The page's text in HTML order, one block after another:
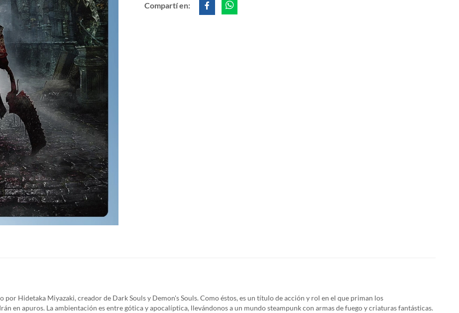
Compartí en:
Hidetaka Miyazaki, creador de Dark Souls y Demon's Souls. Como éstos, es un título de acción y rol en el que priman los
en apuros. La ambientación es entre gótica y apocalíptica, llevándonos a un mundo steampunk con armas de fuego y criaturas fantásticas.